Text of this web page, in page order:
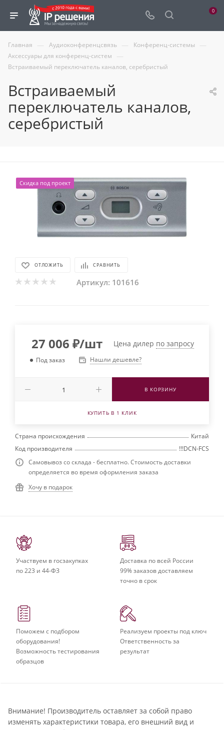
0
Главная — Аудиоконференцсвязь — Конференц-системы —
Аксессуары для конференц-систем —
Встраиваемый переключатель каналов, серебристый
Встраиваемый
переключатель каналов,
серебристый
Скидка под проект
ОТЛОЖИТЬ СРАВНИТЬ
Артикул: 101616
27 006 ₽/шт Цена дилер по запросу
Под заказ Нашли дешевле?
В КОРЗИНУ
КУПИТЬ В 1 КЛИК
Страна происхождения
Китай
Код производителя
!!!DCN-FCS
Самовывоз со склада - бесплатно. Стоимость доставки
определяется во время оформления заказа
Хочу в подарок
Участвуем в госзакупках
по 223 и 44-ФЗ
Доставка по всей России
99% заказов доставляем
точно в срок
Поможем с подбором
оборудования!
Возможность тестирования
образцов
Реализуем проекты под ключ
Ответственность за
результат
Внимание! Производитель оставляет за собой право
изменять характеристики товара, его внешний вид и